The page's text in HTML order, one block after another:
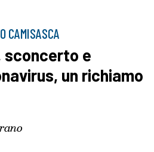
CAMISASCA
sconcerto e
un richiamo